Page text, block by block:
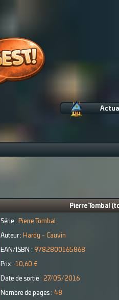
Pierre Tombal
Série : Pierre Tombal
Auteur : Hardy - Cauvin
EAN/ISBN : 9782800165868
Prix : 10,60 €
Date de sortie : 27/05/2016
Nombre de pages : 48